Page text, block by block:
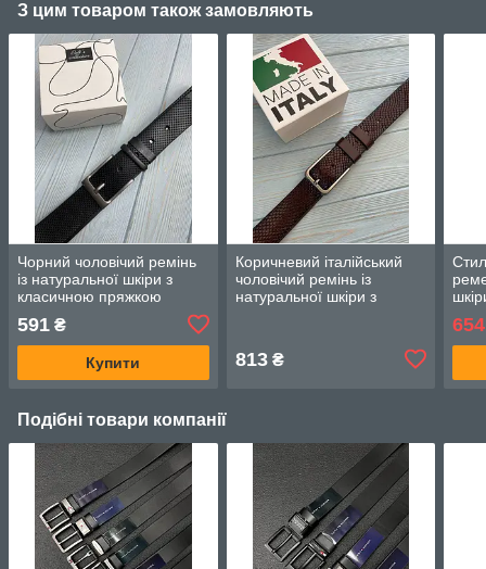
З цим товаром також замовляють
Чорний чоловічий ремінь
із натуральної шкіри з
класичною пряжкою
591 ₴
Купити
Коричневий італійський
чоловічий ремінь із
натуральної шкіри з
813₴
Подібні товари компанії